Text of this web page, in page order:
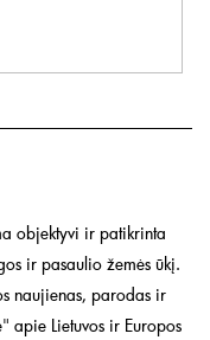
objektyvi ir patikrinta
ir pasaulio žemės ūkį.
naujienas, parodas ir
apie Lietuvos ir Europos